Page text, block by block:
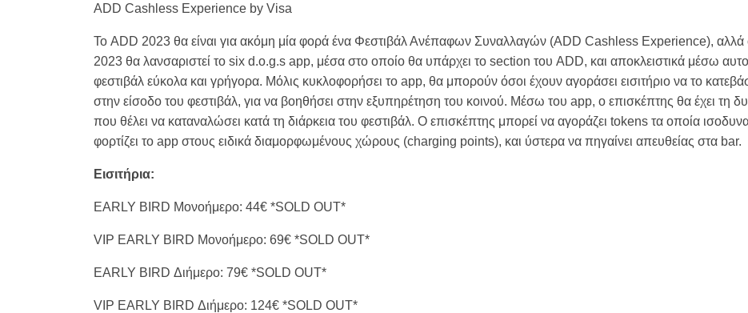
ADD Cashless Experience by Visa
Το ADD 2023 θα είναι για ακόμη μία φορά ένα Φεστιβάλ Ανέπαφων Συναλλαγών (ADD Cashless Experience), αλλά
2023 θα λανσαριστεί το six d.o.g.s app, μέσα στο οποίο θα υπάρχει το section του ADD, και αποκλειστικά μέσω
φεστιβάλ εύκολα και γρήγορα. Μόλις κυκλοφορήσει το app, θα μπορούν όσοι έχουν αγοράσει εισιτήριο να το
στην είσοδο του φεστιβάλ, για να βοηθήσει στην εξυπηρέτηση του κοινού. Μέσω του app, ο επισκέπτης θα έχει τη
που θέλει να καταναλώσει κατά τη διάρκεια του φεστιβάλ. Ο επισκέπτης μπορεί να αγοράζει tokens τα οποία
φορτίζει το app στους ειδικά διαμορφωμένους χώρους (charging points), και ύστερα να πηγαίνει απευθείας στα bar.
Εισιτήρια:
EARLY BIRD Μονοήμερο: 44€ *SOLD OUT*
VIP EARLY BIRD Μονοήμερο: 69€ *SOLD OUT*
EARLY BIRD Διήμερο: 79€ *SOLD OUT*
VIP EARLY BIRD Διήμερο: 124€ *SOLD OUT*